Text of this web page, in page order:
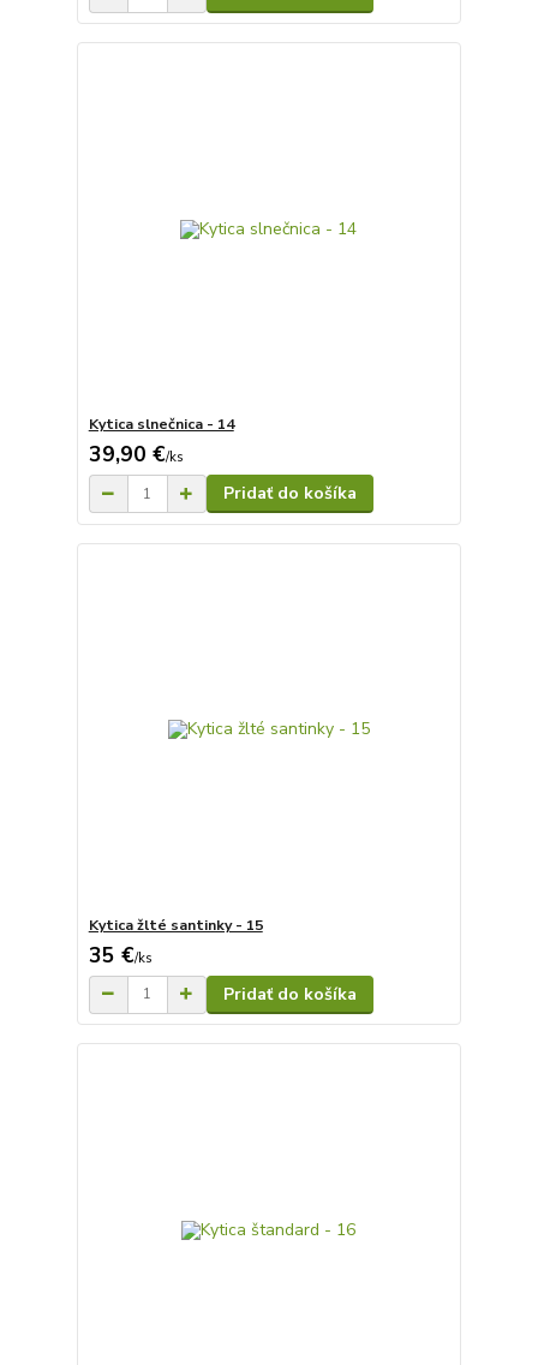
Kytica slnečnica - 14
39,90 €/ks
Pridať do košíka
Kytica žlté santinky - 15
35 €/ks
Pridať do košíka